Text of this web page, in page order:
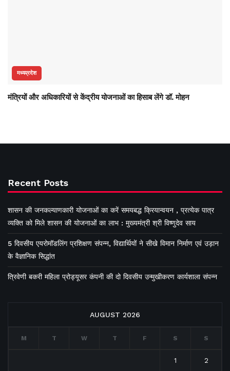
मध्यप्रदेश
मंत्रियों और अधिकारियों से केंद्रीय योजनाओं का हिसाब लेंगे डॉ. मोहन
Recent Posts
शासन की जनकल्याणकारी योजनाओं का करें समयबद्ध क्रियान्वयन , प्रत्येक पात्र
व्यक्ति को मिले शासन की योजनाओं का लाभ : मुख्यमंत्री श्री विष्णुदेव साय
5 दिवसीय एयरोमॉडलिंग प्रशिक्षण संपन्न, विद्यार्थियों ने सीखे विमान निर्माण एवं उड़ान
के वैज्ञानिक सिद्धांत
त्रिवेणी बकरी महिला प्रोड्यूसर कंपनी की दो दिवसीय उन्मुखीकरण कार्यशाला संपन्न
AUGUST 2026
M T W T F S S
1 2